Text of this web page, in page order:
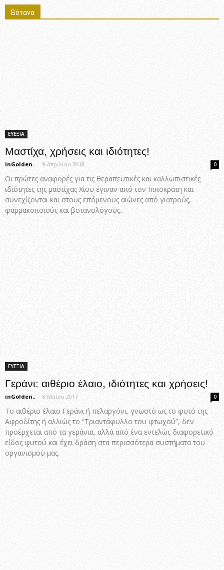
Βότανα
ΕΥΕΞΙΑ
Μαστίχα, χρήσεις και ιδιότητες!
inGolden.. - 9 Απριλίου 2018 0
Οι πρώτες αναφορές για τις θεραπευτικές και καλλωπιστικές
ιδιότητες της μαστίχας Χίου έγιναν από τον Ιπποκράτη και
συνεχίζονται και στους επόμενους αιώνες από γιατρούς,
φαρμακοποιούς και βοτανολόγους..
ΕΥΕΞΙΑ
Γεράνι: αιθέριο έλαιο, ιδιότητες και χρήσεις!
inGolden.. - 8 Μαΐου 2017 0
Το αιθέριο έλαιο Γεράνι ή πελαργόνι, γνωστό ως το φυτό της
Αφροδίτης ή αλλιώς το “Τριαντάφυλλο του φτωχού”, δεν
προέρχεται από τα γεράνια, αλλά από ένα εντελώς διαφορετικό
είδος φυτού και έχει δράση στα περισσότερα συστήματα του
οργανισμού μας.